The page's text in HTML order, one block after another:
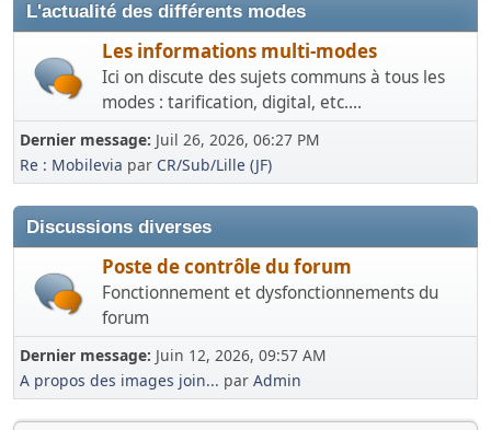
L'actualité des différents modes
Les informations multi-modes
Ici on discute des sujets communs à tous les
modes : tarification, digital, etc....
Dernier message: Juil 26, 2026, 06:27 PM
Re : Mobilevia par CR/Sub/Lille (JF)
Discussions diverses
Poste de contrôle du forum
Fonctionnement et dysfonctionnements du
forum
Dernier message: Juin 12, 2026, 09:57 AM
A propos des images join... par Admin